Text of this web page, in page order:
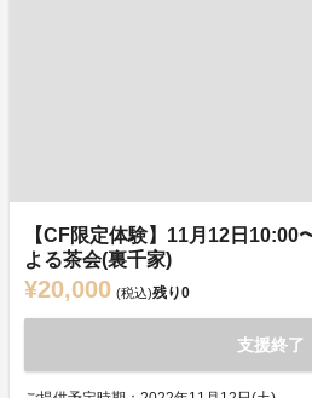
【CF限定体験】11月12日
よる茶会(裏千家)
¥20,000 (税込)残り0
支援終了